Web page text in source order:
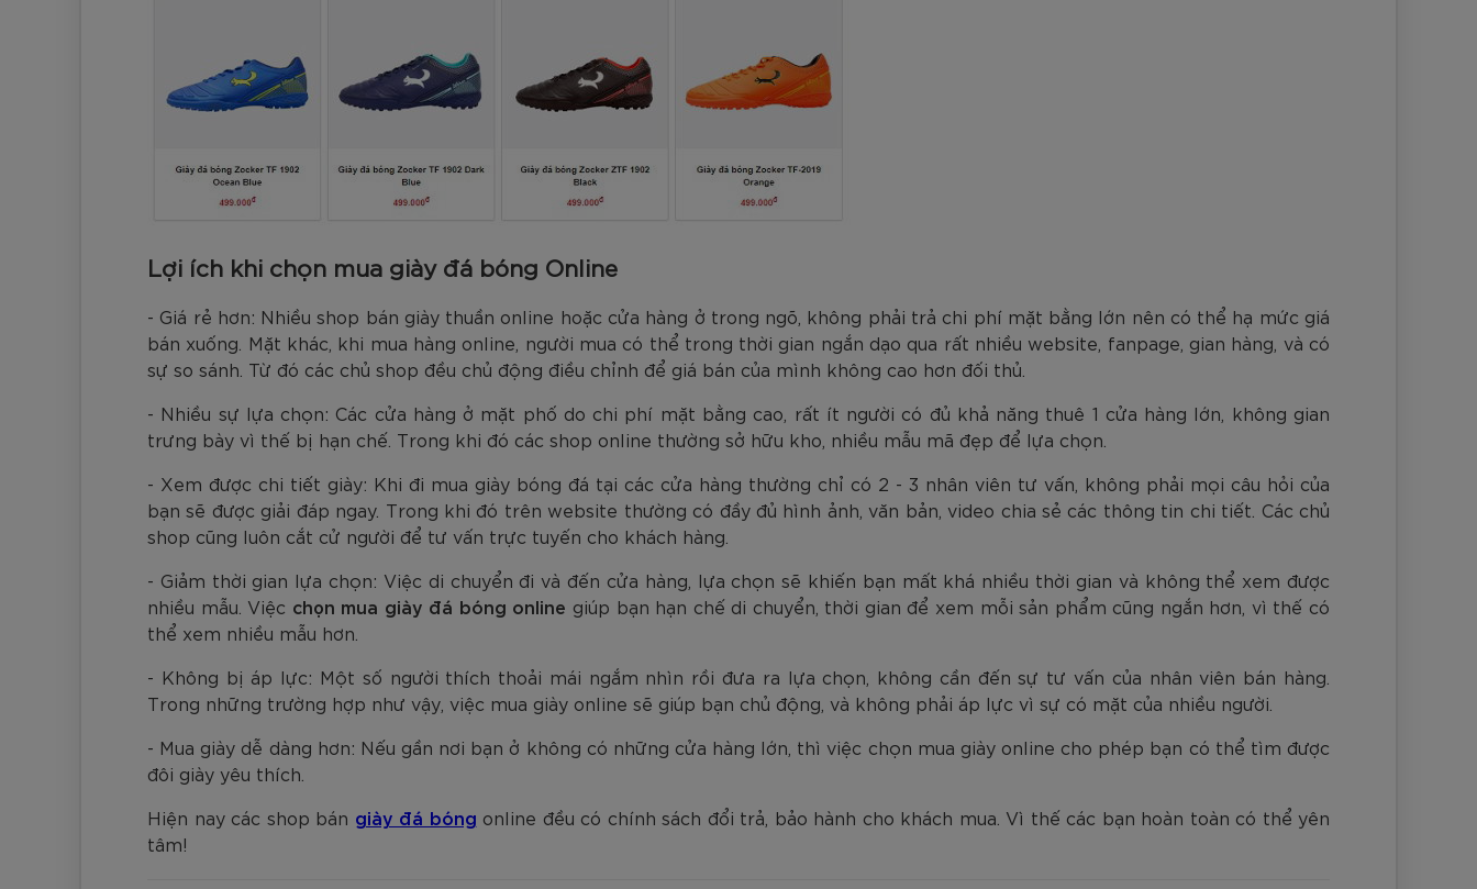
Lợi ích khi chọn mua giày đá bóng Online
- Giá rẻ hơn: Nhiều shop bán giày thuần online hoặc cửa hàng ở trong ngõ, không phải trả chi phí mặt bằng lớn nên có thể hạ mức giá
bán xuống. Mặt khác, khi mua hàng online, người mua có thể trong thời gian ngắn dạo qua rất nhiều website, fanpage, gian hàng, và có
sự so sánh. Từ đó các chủ shop đều chủ động điều chỉnh để giá bán của mình không cao hơn đối thủ.
- Nhiều sự lựa chọn: Các cửa hàng ở mặt phố do chi phí mặt bằng cao, rất ít người có đủ khả năng thuê 1 cửa hàng lớn, không gian
trưng bày vì thế bị hạn chế. Trong khi đó các shop online thường sở hữu kho, nhiều mẫu mã đẹp để lựa chọn.
- Xem được chi tiết giày: Khi đi mua giày bóng đá tại các cửa hàng thường chỉ có 2 - 3 nhân viên tư vấn, không phải mọi câu hỏi của
bạn sẽ được giải đáp ngay. Trong khi đó trên website thường có đầy đủ hình ảnh, văn bản, video chia sẻ các thông tin chi tiết. Các chủ
shop cũng luôn cắt cử người để tư vấn trực tuyến cho khách hàng.
- Giảm thời gian lựa chọn: Việc di chuyển đi và đến cửa hàng, lựa chọn sẽ khiến bạn mất khá nhiều thời gian và không thể xem được
nhiều mẫu. Việc chọn mua giày đá bóng online giúp bạn hạn chế di chuyển, thời gian để xem mỗi sản phẩm cũng ngắn hơn, vì thế có
thể xem nhiều mẫu hơn.
- Không bị áp lực: Một số người thích thoải mái ngắm nhìn rồi đưa ra lựa chọn, không cần đến sự tư vấn của nhân viên bán hàng.
Trong những trường hợp như vậy, việc mua giày online sẽ giúp bạn chủ động, và không phải áp lực vì sự có mặt của nhiều người.
- Mua giày dễ dàng hơn: Nếu gần nơi bạn ở không có những cửa hàng lớn, thì việc chọn mua giày online cho phép bạn có thể tìm được
đôi giày yêu thích.
Hiện nay các shop bán giày đá bóng online đều có chính sách đổi trả, bảo hành cho khách mua. Vì thế các bạn hoàn toàn có thể yên
tâm!